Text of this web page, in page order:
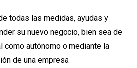
todas las medidas, ayudas y
su nuevo negocio, bien sea de
como autónomo o mediante la
de una empresa.